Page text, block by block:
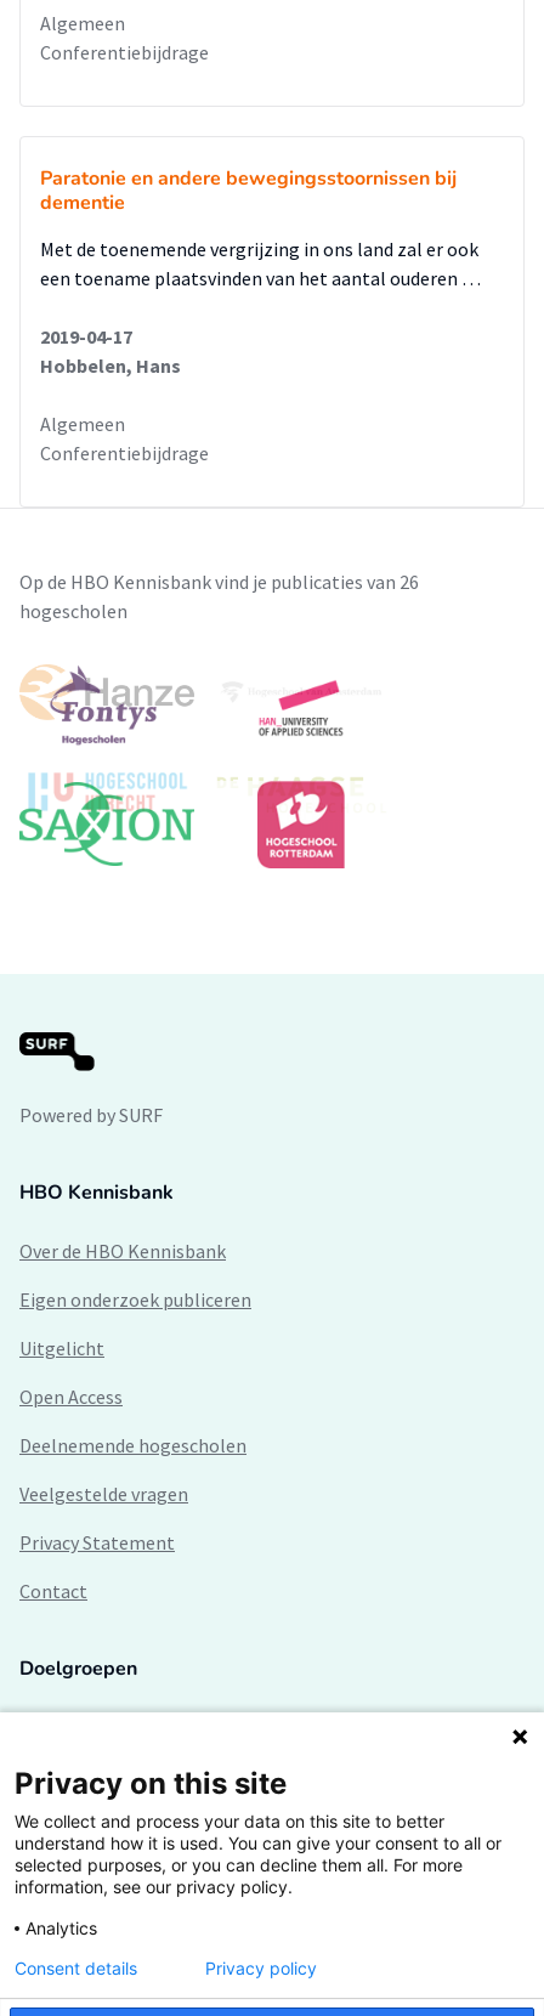
Algemeen
Conferentiebijdrage
Paratonie en andere bewegingsstoornissen bij
dementie
Met de toenemende vergrijzing in ons land zal er ook
een toename plaatsvinden van het aantal ouderen …
2019-04-17
Hobbelen, Hans
Algemeen
Conferentiebijdrage
Op de HBO Kennisbank vind je publicaties van 26
hogescholen
Powered by SURF
HBO Kennisbank
Over de HBO Kennisbank
Eigen onderzoek publiceren
Uitgelicht
Open Access
Deelnemende hogescholen
Veelgestelde vragen
Privacy Statement
Contact
Doelgroepen
Lectoren en onderzoekers
Bedrijven
Hogescholen
De grootste kennisbank van het HBO
Privacy on this site
We collect and process your data on this site to better
understand how it is used. You can give your consent to all or
selected purposes, or you can decline them all. For more
information, see our privacy policy.
Analytics
Consent details
Privacy policy